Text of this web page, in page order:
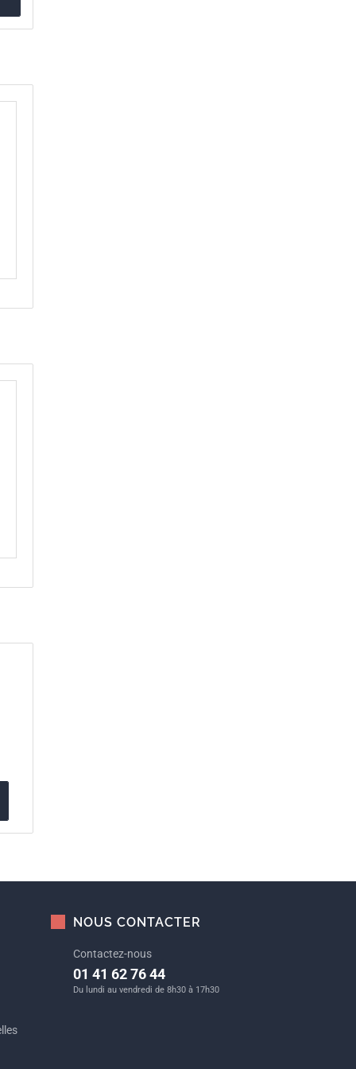
NOUS CONTACTER
Contactez-nous
01 41 62 76 44
Du lundi au vendredi de 8h30 à 17h30